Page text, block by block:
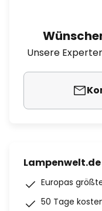
Unsere
Lampenwelt.de
Europas
50 Tage